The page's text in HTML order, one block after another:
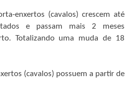
enxertos (cavalos) crescem até
e passam mais 2 meses
Totalizando uma muda de 18
(cavalos) possuem a partir de